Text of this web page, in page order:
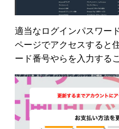
適当なログインパスワー
ページでアクセスすると
ード番号やらを入力する